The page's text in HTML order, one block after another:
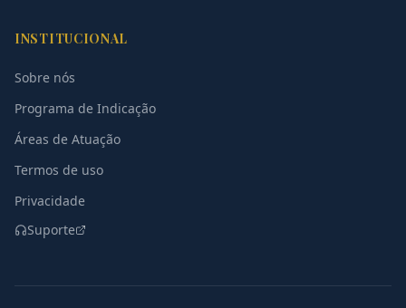
INSTITUCIONAL
Sobre nós
Programa de Indicação
Áreas de Atuação
Termos de uso
Privacidade
Suporte